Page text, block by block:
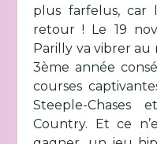
plus farfelus, car
retour ! Le 19
Parilly va vibrer au
3ème année
courses
Steeple-Chases
Country. Et ce